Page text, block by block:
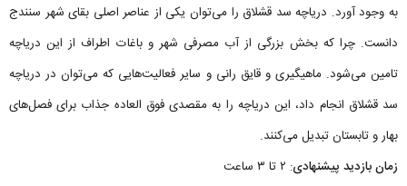
به وجود آورد. دریاچه سد قشلاق را می‌توان یکی از عناصر اصلی بقای شهر سنندج
دانست. چرا که بخش بزرگی از آب مصرفی شهر و باغات اطراف از این دریاچه
تامین می‌شود. ماهیگیری و قایق رانی و سایر فعالیت‌هایی که می‌توان در دریاچه
سد قشلاق انجام داد، این دریاچه را به مقصدی فوق العاده جذاب برای فصل‌های
بهار و تابستان تبدیل می‌کنند.
زمان بازدید پیشنهادی: ۲ تا ۳ ساعت